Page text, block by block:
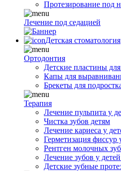
Протезирование под
Лечение под седацией
Детская стоматология
Ортодонтия
Детские пластины
Капы для
Брекеты для
Терапия
Лечение пульпита у
Чистка зубов детям
Лечение кариеса у
Герметизация фиссур
Рентген молочных
Лечение зубов у
Детские зубные